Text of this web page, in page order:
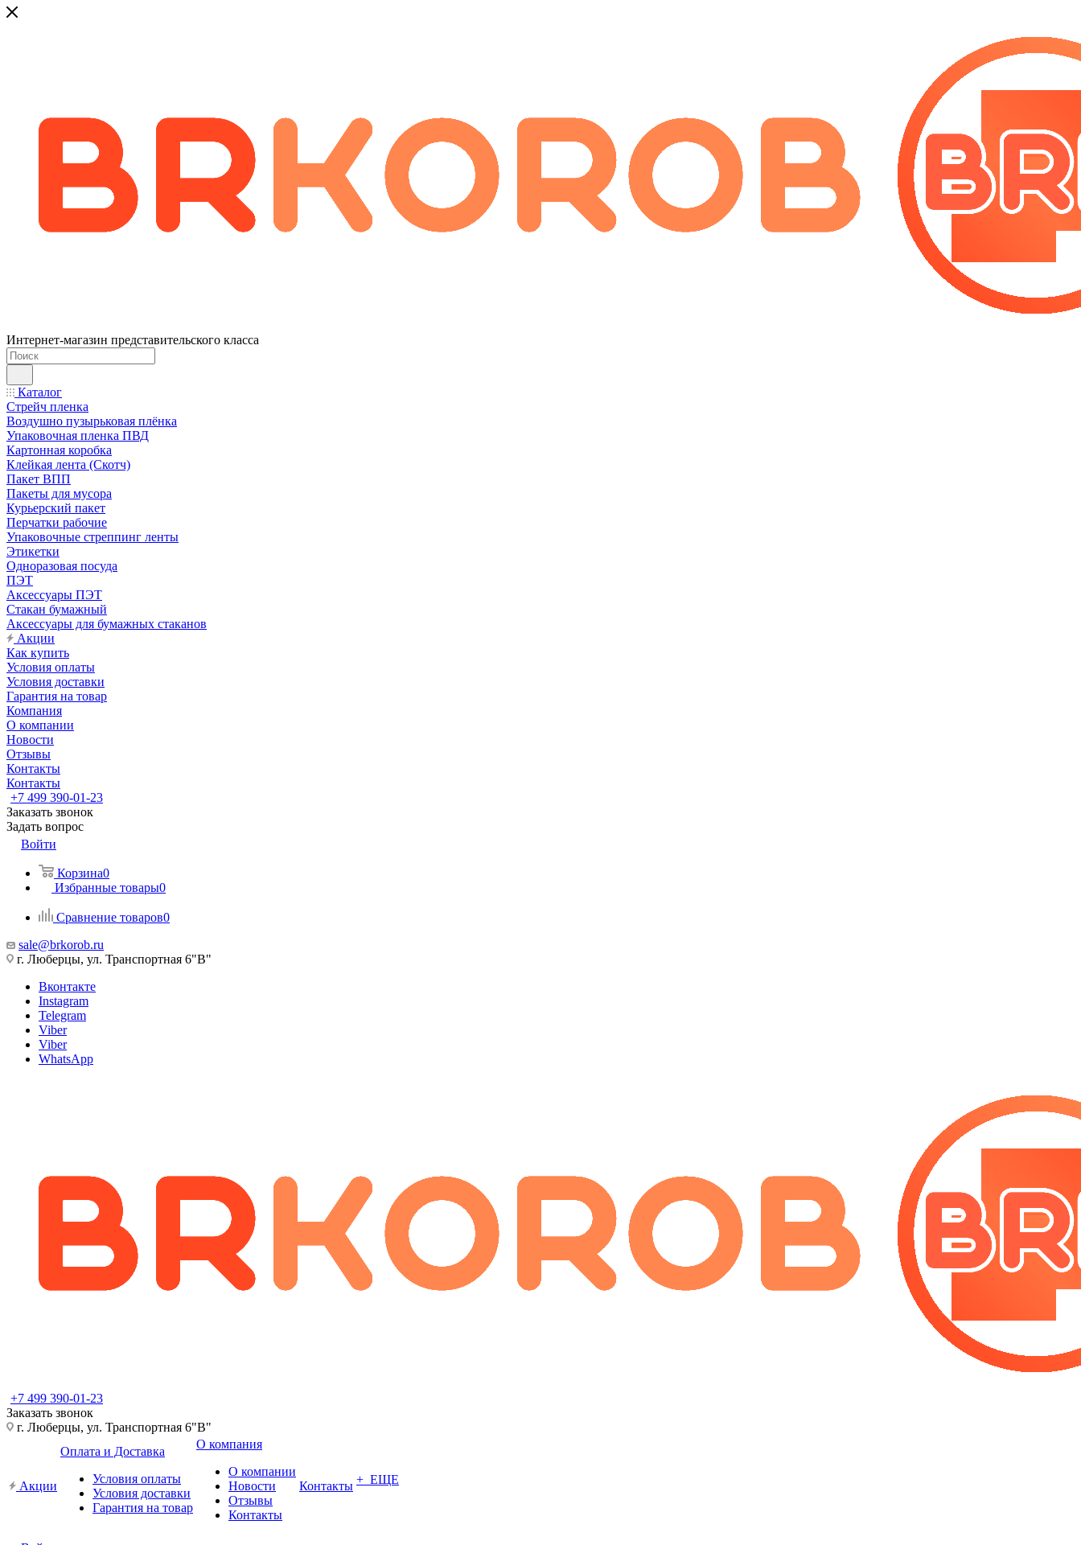
Интернет-магазин представительского класса
Каталог
Стрейч пленка
Воздушно пузырьковая плёнка
Упаковочная пленка ПВД
Картонная коробка
Клейкая лента (Скотч)
Пакет ВПП
Пакеты для мусора
Курьерский пакет
Перчатки рабочие
Упаковочные стреппинг ленты
Этикетки
Одноразовая посуда
ПЭТ
Аксессуары ПЭТ
Стакан бумажный
Аксессуары для бумажных стаканов
Акции
Как купить
Условия оплаты
Условия доставки
Гарантия на товар
Компания
О компании
Новости
Отзывы
Контакты
Контакты
+7 499 390-01-23
Заказать звонок
Задать вопрос
Войти
Корзина0
Избранные товары0
Сравнение товаров0
sale@brkorob.ru
г. Люберцы, ул. Транспортная 6"В"
Вконтакте
Instagram
Telegram
Viber
Viber
WhatsApp
+7 499 390-01-23
Заказать звонок
г. Люберцы, ул. Транспортная 6"В"
Акции
Оплата и Доставка
Условия оплаты
Условия доставки
Гарантия на товар
О компания
О компании
Новости
Отзывы
Контакты
Контакты + ЕЩЕ